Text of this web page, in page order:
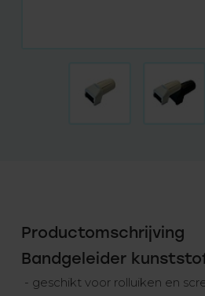
Productomschrijving
Bandgeleider
- geschikt voor rolluiken en